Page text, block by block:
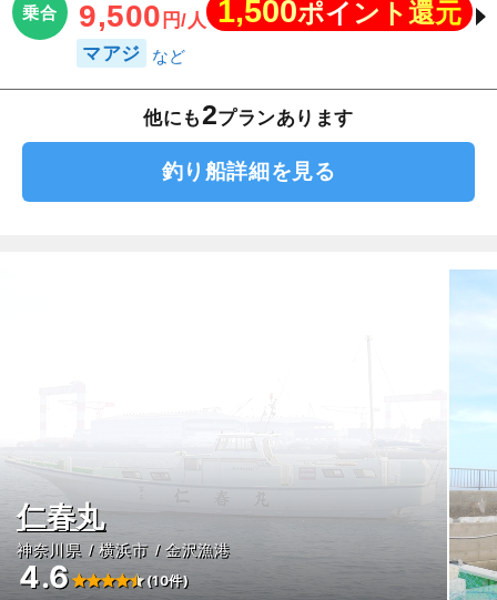
乗合 9,500 円/人 1,500ポイント還元
マアジ
他にも2プランあります
釣り船詳細を見る
仁春丸
神奈川県 横浜市 金沢漁港
4.6 (10件)